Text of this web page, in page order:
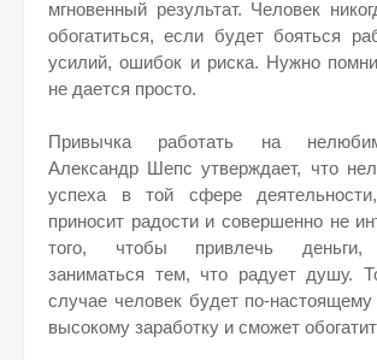
мгновенный результат. Человек
обогатиться, если будет бояться
усилий, ошибок и риска. Нужно
не дается просто.
Привычка работать на
Александр Шепс утверждает, что
успеха в той сфере
приносит радости и совершенно не
того, чтобы привлечь деньги,
заниматься тем, что радует душу.
случае человек будет по-настоящему
высокому заработку и сможет